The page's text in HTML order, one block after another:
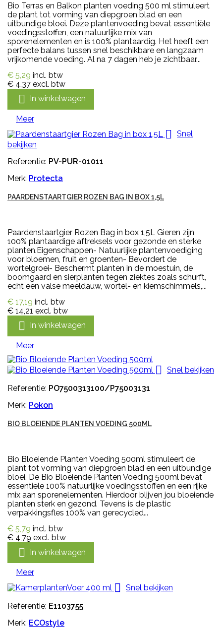
Bio Terras en Balkon planten voeding 500 ml stimuleert
de plant tot vorming van diepgroen blad en een
uitbundige bloei. Deze plantenvoeding bevat essentiële
voedingsstoffen, een natuurlijke mix van
sporenelementen en is 100% plantaardig. Het heeft een
perfecte balans tussen snel beschikbare en langzaam
vrijkomende voeding. Al na 7 dagen heb je zichtbaar...
€ 5,29 incl. btw
€ 4,37 excl. btw
 In winkelwagen
Meer
 Snel
bekijken
Referentie: PV-PUR-01011
Merk: Protecta
PAARDENSTAARTGIER ROZEN BAG IN BOX 1,5L
Paardenstaartgier Rozen Bag in box 1,5L Gieren zijn
100% plantaardige aftreksels voor gezonde en sterke
planten.Eigenschappen- Natuurlijke plantenvoediging
voor bloemen, fruit en groenten- Bevordert de
wortelgroei- Beschermt planten in de moestuin, de
boomgaard en sierplanten tegen ziektes zoals schurft,
echt een valse meeldauw, wortel- en kiemschimmels,...
€ 17,19 incl. btw
€ 14,21 excl. btw
 In winkelwagen
Meer

Snel bekijken
Referentie: PO7500313100/P75003131
Merk: Pokon
BIO BLOEIENDE PLANTEN VOEDING 500ML
Bio Bloeiende Planten Voeding 500ml stimuleert de
plant tot vorming van diepgroen blad en een uitbundige
bloei. De Bio Bloeiende Planten Voeding 500ml bevat
essentiële 100% natuurlijke voedingsstoffen en een rijke
mix aan sporenelementen. Hierdoor blijven jou bloeiende
planten sterk en gezond. Tevens is de plastic
verpakkingsfles 100% van gerecycled...
€ 5,79 incl. btw
€ 4,79 excl. btw
 In winkelwagen
Meer

Snel bekijken
Referentie: E1103755
Merk: ECOstyle